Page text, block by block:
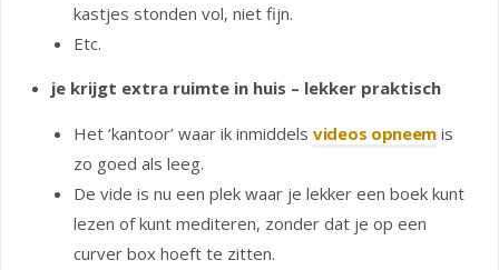
kastjes stonden vol, niet fijn.
Etc.
je krijgt extra ruimte in huis – lekker praktisch
Het ‘kantoor’ waar ik inmiddels videos opneem is
zo goed als leeg.
De vide is nu een plek waar je lekker een boek kunt
lezen of kunt mediteren, zonder dat je op een
curver box hoeft te zitten.